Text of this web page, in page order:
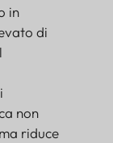
in
di
non
riduce